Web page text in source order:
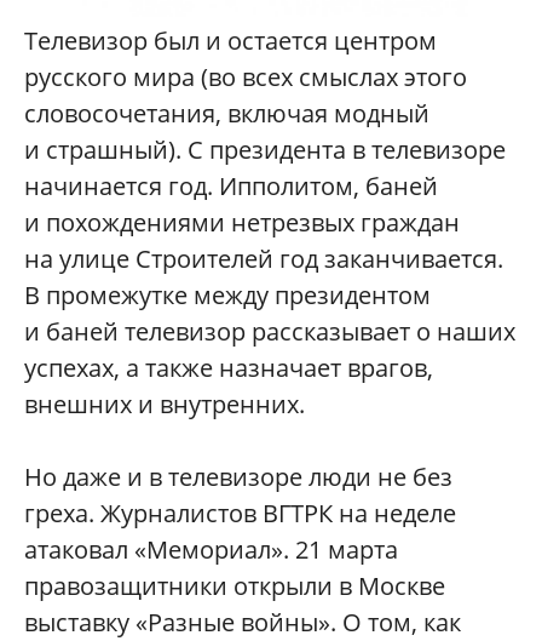
Телевизор был и остается центром
русского мира (во всех смыслах этого
словосочетания, включая модный
и страшный). С президента в телевизоре
начинается год. Ипполитом, баней
и похождениями нетрезвых граждан
на улице Строителей год заканчивается.
В промежутке между президентом
и баней телевизор рассказывает о наших
успехах, а также назначает врагов,
внешних и внутренних.
Но даже и в телевизоре люди не без
греха. Журналистов ВГТРК на неделе
атаковал «Мемориал». 21 марта
правозащитники открыли в Москве
выставку «Разные войны». О том, как